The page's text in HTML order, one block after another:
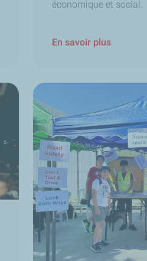
économique et social.
En savoir plus